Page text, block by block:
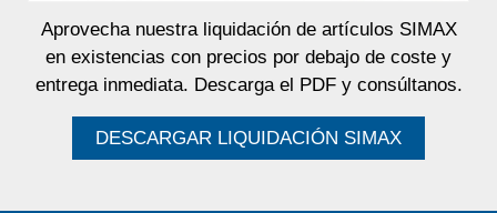
Aprovecha nuestra liquidación de artículos SIMAX
en existencias con precios por debajo de coste y
entrega inmediata. Descarga el PDF y consúltanos.
DESCARGAR LIQUIDACIÓN SIMAX